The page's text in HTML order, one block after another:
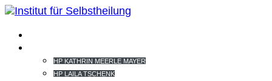
HP KATHRIN MEERLE MAYER
HP LAILA TSCHENK